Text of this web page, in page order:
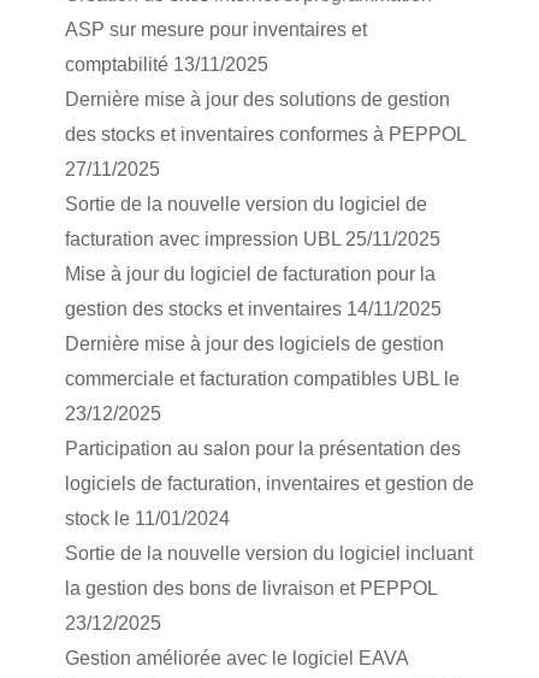
ASP sur mesure pour inventaires et
comptabilité 13/11/2025
Dernière mise à jour des solutions de gestion
des stocks et inventaires conformes à PEPPOL
27/11/2025
Sortie de la nouvelle version du logiciel de
facturation avec impression UBL 25/11/2025
Mise à jour du logiciel de facturation pour la
gestion des stocks et inventaires 14/11/2025
Dernière mise à jour des logiciels de gestion
commerciale et facturation compatibles UBL le
23/12/2025
Participation au salon pour la présentation des
logiciels de facturation, inventaires et gestion de
stock le 11/01/2024
Sortie de la nouvelle version du logiciel incluant
la gestion des bons de livraison et PEPPOL
23/12/2025
Gestion améliorée avec le logiciel EAVA